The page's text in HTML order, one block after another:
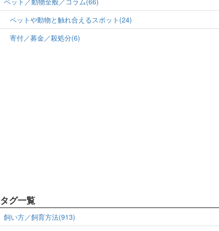
ペットや動物と触れ合えるスポット(24)
寄付／募金／殺処分(6)
タグ一覧
飼い方／飼育方法(913)